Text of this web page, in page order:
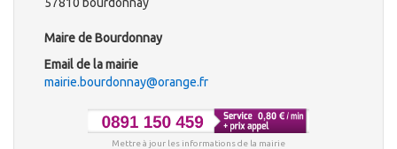
57810 bourdonnay
Maire de Bourdonnay
Email de la mairie
mairie.bourdonnay@orange.fr
Mettre à jour les informations de la mairie